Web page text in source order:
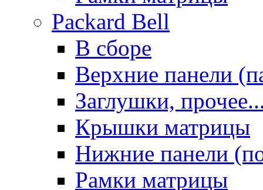
Packard Bell
В сборе
Верхние панели
Заглушки,
Крышки матрицы
Нижние панели
Рамки матрицы